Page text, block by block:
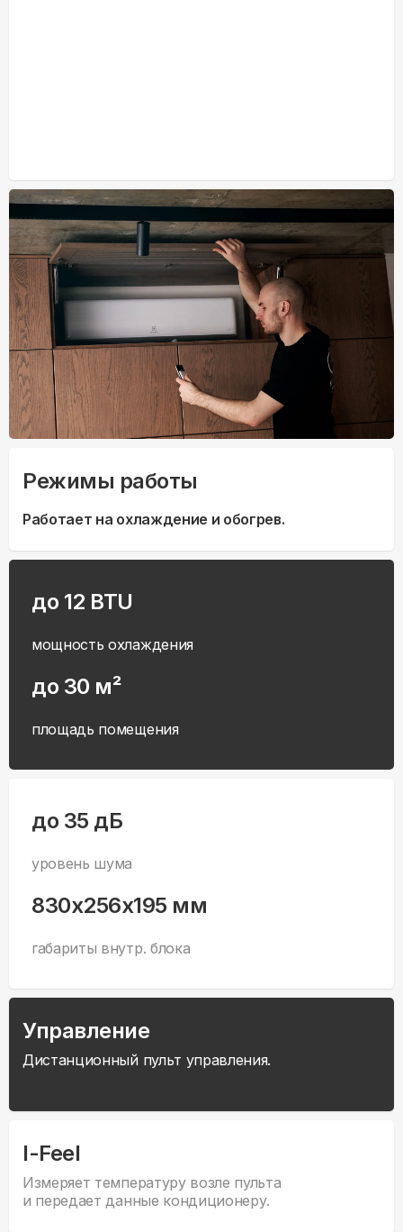
Режимы работы
Работает на охлаждение и обогрев.
до 12 BTU
мощность охлаждения
до 30 м²
площадь помещения
до 35 дБ
уровень шума
830x256x195 мм
габариты внутр. блока
Управление
Дистанционный пульт управления.
I-Feel
Измеряет температуру возле пульта
и передает данные кондиционеру.